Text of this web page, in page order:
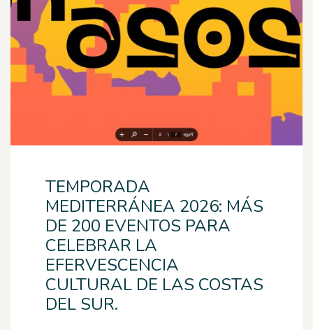
TEMPORADA
MEDITERRÁNEA 2026: MÁS
DE 200 EVENTOS PARA
CELEBRAR LA
EFERVESCENCIA
CULTURAL DE LAS COSTAS
DEL SUR.